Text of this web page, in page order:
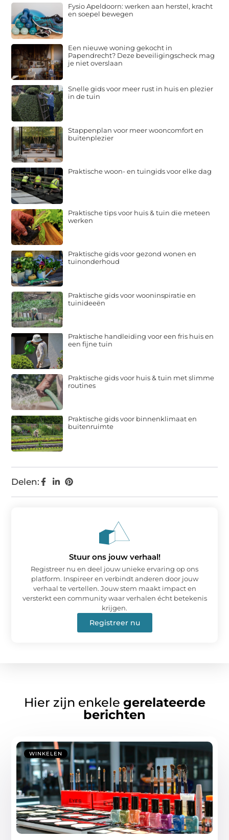
Delen:
Fysio Apeldoorn: werken aan herstel, kracht
en soepel bewegen
Een nieuwe woning gekocht in
Papendrecht? Deze beveiligingscheck mag
je niet overslaan
Snelle gids voor meer rust in huis en plezier
in de tuin
Stappenplan voor meer wooncomfort en
buitenplezier
Praktische woon- en tuingids voor elke dag
Praktische tips voor huis & tuin die meteen
werken
Praktische gids voor gezond wonen en
tuinonderhoud
Praktische gids voor wooninspiratie en
tuinideeën
Praktische handleiding voor een fris huis en
een fijne tuin
Praktische gids voor huis & tuin met slimme
routines
Praktische gids voor binnenklimaat en
buitenruimte
Stuur ons jouw verhaal!
Registreer nu en deel jouw unieke ervaring op ons
platform. Inspireer en verbindt anderen door jouw
verhaal te vertellen. Jouw stem maakt impact en
versterkt een community waar verhalen écht betekenis
krijgen.
Registreer nu
Hier zijn enkele gerelateerde
berichten
WINKELEN